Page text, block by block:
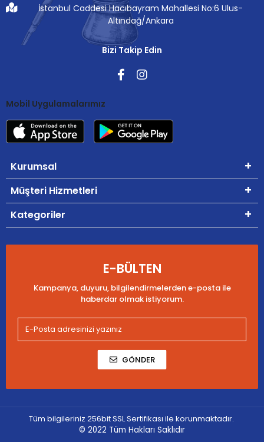
İstanbul Caddesi Hacıbayram Mahallesi No:6 Ulus-
Altındağ/Ankara
Bizi Takip Edin
Mobil Uygulamalarımız
Kurumsal
Müşteri Hizmetleri
Kategoriler
E-BÜLTEN
Kampanya, duyuru, bilgilendirmelerden e-posta ile
haberdar olmak istiyorum.
GÖNDER
Tüm bilgileriniz 256bit SSL Sertifikası ile korunmaktadır.
© 2022 Tüm Hakları Saklıdır